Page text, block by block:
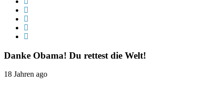
Danke Obama! Du rettest die Welt!
18 Jahren ago